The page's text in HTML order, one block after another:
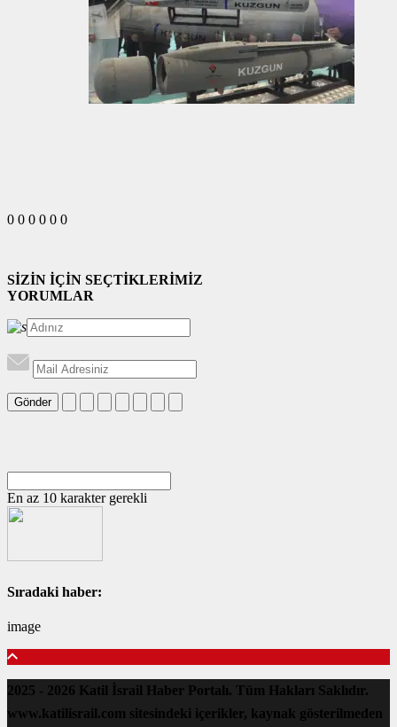
0 0 0 0 0 0
SİZİN İÇİN SEÇTİKLERİMİZ
YORUMLAR
Gönder
En az 10 karakter gerekli
Sıradaki haber:
image
2025 - 2026 Katil İsrail Haber Portalı. Tüm Hakları Saklıdır.
www.katilisrail.com sitesindeki içerikler, kaynak gösterilmeden